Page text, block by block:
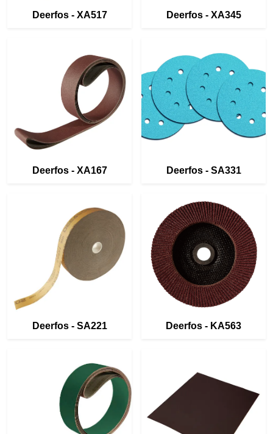
Deerfos - XA517 Deerfos - XA345
Deerfos - XA167 Deerfos - SA331
Deerfos - SA221 Deerfos - KA563